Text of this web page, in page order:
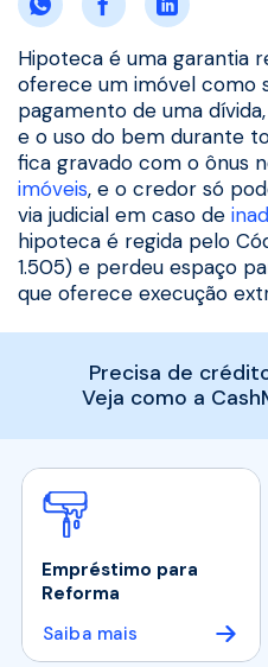
Hipoteca é uma garantia
oferece um imóvel como
pagamento de uma
e o uso do bem durante
fica gravado com o ônus
imóveis, e o credor só
via judicial em caso de
hipoteca é regida pelo
1.505) e perdeu espaço
que oferece execução
Precisa de
Veja como a
Empréstimo para
Reforma
Saiba mais